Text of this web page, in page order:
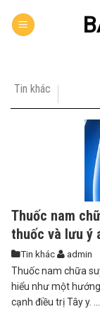
Tin khác
Thuốc nam
thuốc và lưu ý
Tin khác
admin
Thuốc nam chữa
hiểu như một
cạnh điều trị Tây y. ...